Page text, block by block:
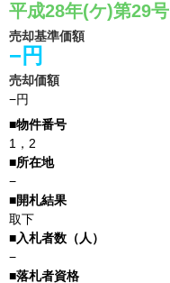
平成28年(ケ)第29号
売却基準価額
−円
売却価額
−円
1，2
−
取下
−